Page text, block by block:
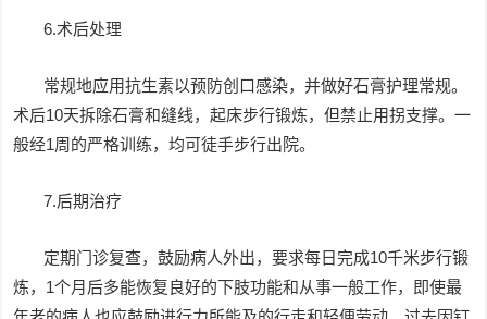
6.术后处理
常规地应用抗生素以预防创口感染，并做好石膏护理常规。
术后10天拆除石膏和缝线，起床步行锻炼，但禁止用拐支撑。一
般经1周的严格训练，均可徒手步行出院。
7.后期治疗
定期门诊复查，鼓励病人外出，要求每日完成10千米步行锻
炼，1个月后多能恢复良好的下肢功能和从事一般工作，即使最